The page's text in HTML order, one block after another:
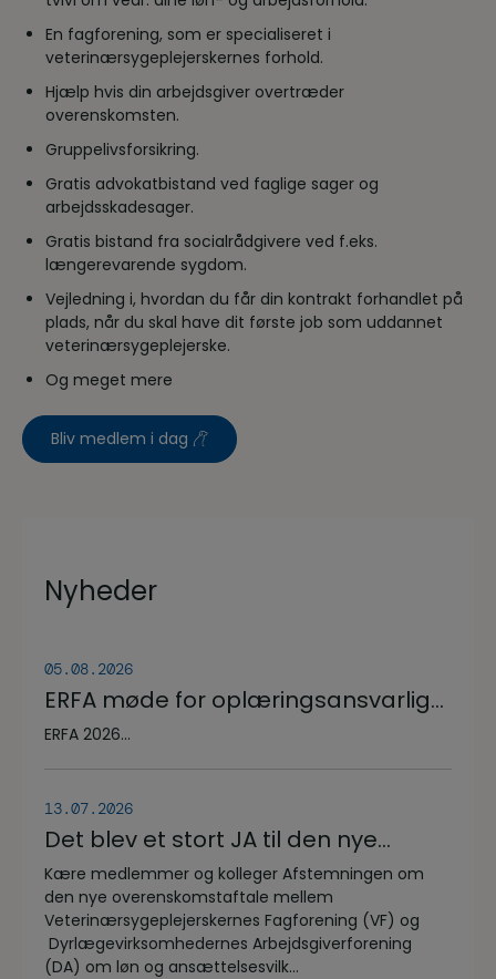
En fagforening, som er specialiseret i
veterinærsygeplejerskernes forhold.
Hjælp hvis din arbejdsgiver overtræder
overenskomsten.
Gruppelivsforsikring.
Gratis advokatbistand ved faglige sager og
arbejdsskadesager.
Gratis bistand fra socialrådgivere ved f.eks.
længerevarende sygdom.
Vejledning i, hvordan du får din kontrakt forhandlet på
plads, når du skal have dit første job som uddannet
veterinærsygeplejerske.
Og meget mere
Bliv medlem i dag
Nyheder
05.08.2026
ERFA møde for oplæringsansvarlige
på veterinærsygeplejerske
ERFA 2026...
13.07.2026
Det blev et stort JA til den nye
overenskomstaftale
Kære medlemmer og kolleger Afstemningen om
den nye overenskomstaftale mellem
Veterinærsygeplejerskernes Fagforening (VF) og
Dyrlægevirksomhedernes Arbejdsgiverforening
(DA) om løn og ansættelsesvilk...